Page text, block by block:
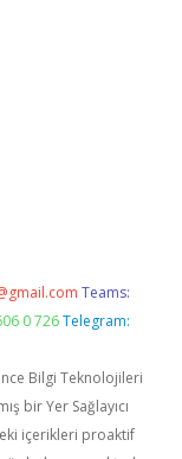
Teams:
0 726 Telegram:
Bilgi Teknolojileri
bir Yer Sağlayıcı
içerikleri proaktif